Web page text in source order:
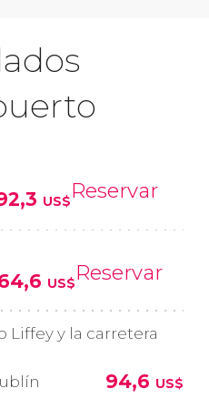
US$Reservar
US$Reservar
Liffey y la carretera
94,6 US$